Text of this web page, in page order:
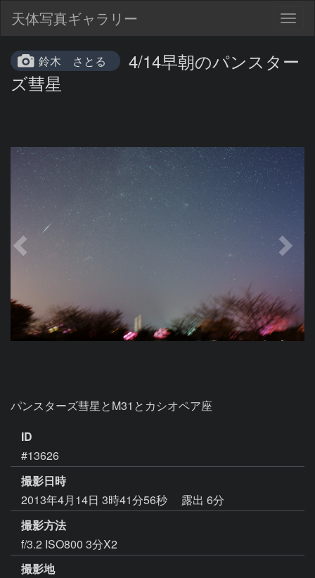
天体写真ギャラリー
鈴木 さとる
4/14早朝のパンスター
ズ彗星
パンスターズ彗星とM31とカシオペア座
ID
#13626
撮影日時
2013年4月14日 3時41分56秒
露出 6分
撮影方法
f/3.2 ISO800 3分X2
撮影地